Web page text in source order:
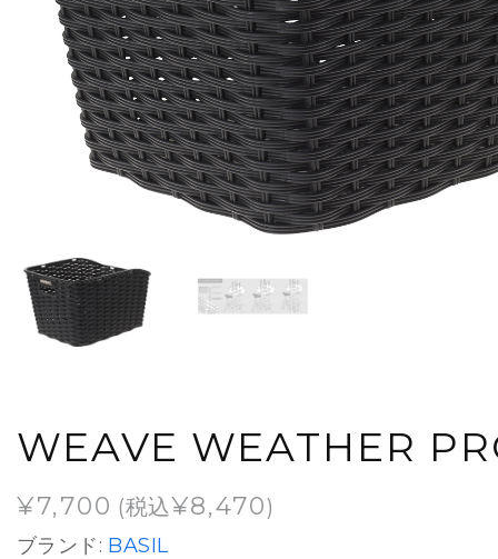
WEAVE WEATHER
¥7,700 (税込¥8,470)
ブランド: BASIL